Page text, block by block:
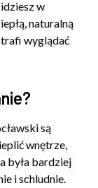
w
naturalną
wyglądać
są
wnętrze,
była bardziej
i schludnie.